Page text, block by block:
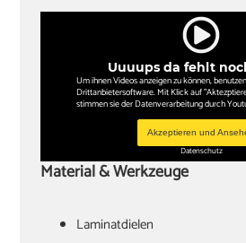
Uuuups da fehlt
Um ihnen Videos anzeigen zu können,
Drittanbietersoftware. Mit Klick auf
stimmen sie der Datenverarbeitung durch
Akzeptieren und
Datenschutz
Material & Werkzeuge
Laminatdielen